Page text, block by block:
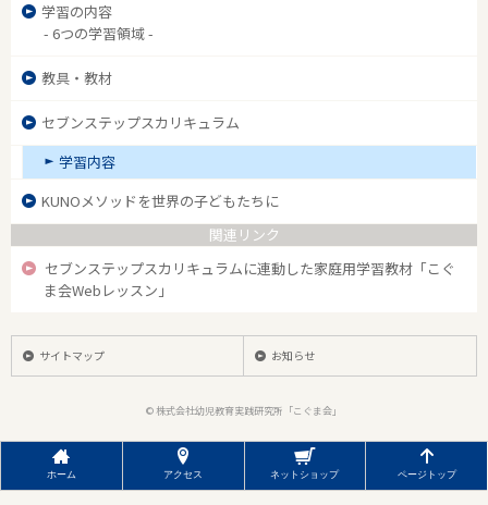
学習の内容
- 6つの学習領域 -
教具・教材
セブンステップスカリキュラム
学習内容
KUNOメソッドを世界の子どもたちに
関連リンク
セブンステップスカリキュラムに連動した家庭用学習教材「こぐ
ま会Webレッスン」
サイトマップ お知らせ
© 株式会社幼児教育実践研究所「こぐま会」
ホーム アクセス ネットショップ ページトップ